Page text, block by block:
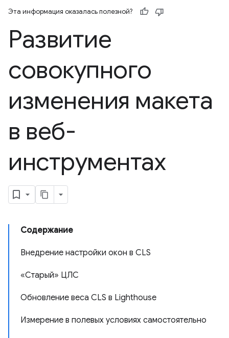
Эта информация оказалась полезной?
Развитие
совокупного
изменения макета
в веб-
инструментах
Содержание
Внедрение настройки окон в CLS
«Старый» ЦЛС
Обновление веса CLS в Lighthouse
Измерение в полевых условиях самостоятельно